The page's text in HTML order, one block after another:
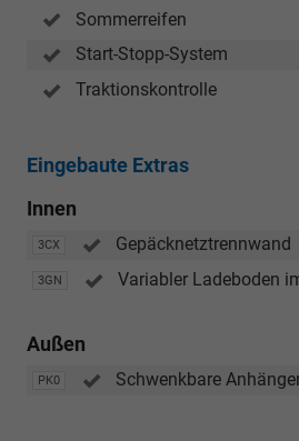
Sommerreifen
Start-Stopp-System
Traktionskontrolle
Eingebaute Extras
Innen
3CX Gepäcknetztrennwand
3GN Variabler Ladeboden
Außen
PK0 Schwenkbare